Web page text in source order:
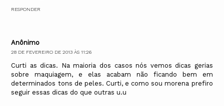
RESPONDER
Anônimo
28 DE FEVEREIRO DE 2013 ÀS 11:26
Curti as dicas. Na maioria dos casos nós vemos dicas gerias
sobre maquiagem, e elas acabam não ficando bem em
determinados tons de peles. Curti, e como sou morena prefiro
seguir essas dicas do que outras u.u